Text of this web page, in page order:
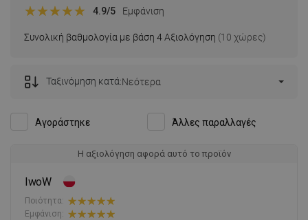
Συνολική βαθμολογία με βάση 4 Αξιολόγηση (10 χώρες)
4.9/5 Εμφάνιση
Αγοράστηκε Άλλες παραλλαγές
Ταξινόμηση κατά:Νεότερα
Η αξιολόγηση αφορά αυτό το προϊόν
IwoW
Ποιότητα:
Εμφάνιση: